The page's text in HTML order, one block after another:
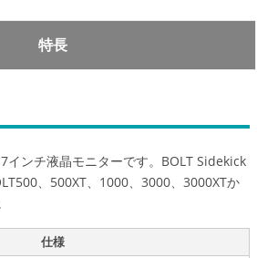
特長
インチ液晶モニターです。BOLT Sidekick
、500XT、1000、3000、3000XTか
仕様